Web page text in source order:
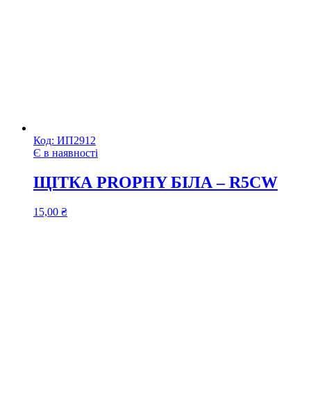
Код: ИП2912
Є в наявності
ЩІТКА PROPHY БІЛА – R5CW
15,00 ₴